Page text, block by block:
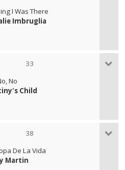
I Was There
Imbruglia
33
No
Child
38
De La Vida
Martin